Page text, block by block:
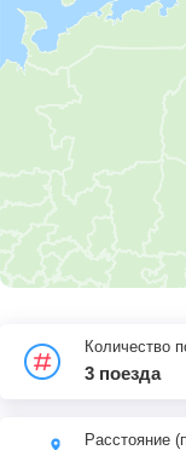
Количество
3 поезда
Расстояние